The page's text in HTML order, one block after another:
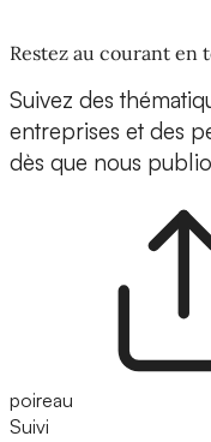
Restez au courant en
Suivez des
entreprises et des
dès que nous
poireau
Suivi